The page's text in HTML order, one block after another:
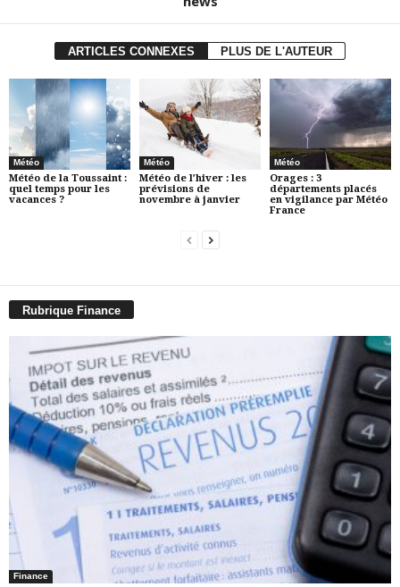
ARTICLES CONNEXES PLUS DE L'AUTEUR
Météo
Météo de la Toussaint :
quel temps pour les
vacances ?
Météo
Météo de l’hiver : les
prévisions de
novembre à janvier
Météo
Orages : 3
départements placés
en vigilance par Météo
France
Rubrique Finance
Finance